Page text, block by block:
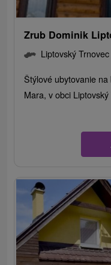
Zrub Dominik
Liptovský Trnovec
Štýlové ubytovanie
Mara, v obci